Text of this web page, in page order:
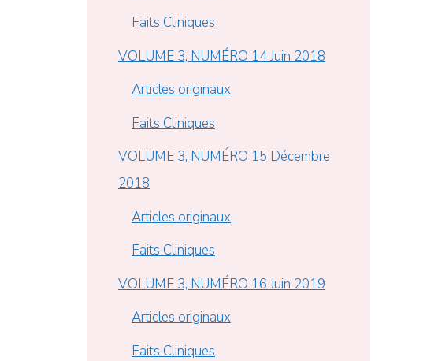
Faits Cliniques
VOLUME 3, NUMÉRO 14 Juin 2018
Articles originaux
Faits Cliniques
VOLUME 3, NUMÉRO 15 Décembre
2018
Articles originaux
Faits Cliniques
VOLUME 3, NUMÉRO 16 Juin 2019
Articles originaux
Faits Cliniques